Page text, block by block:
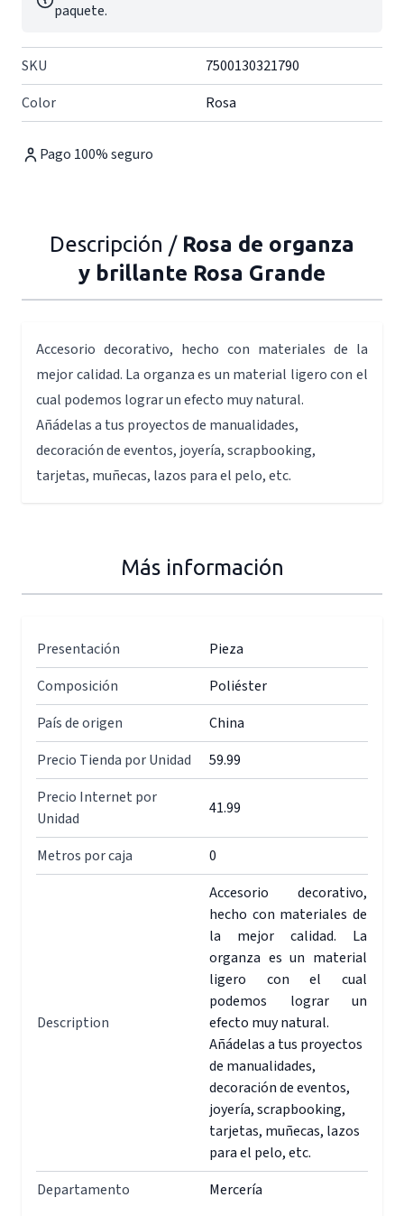
paquete.
SKU
7500130321790
Color
Rosa
Pago 100% seguro
Descripción / Rosa de organza
y brillante Rosa Grande
Accesorio decorativo, hecho con materiales de la
mejor calidad. La organza es un material ligero con el
cual podemos lograr un efecto muy natural.
Añádelas a tus proyectos de manualidades,
decoración de eventos, joyería, scrapbooking,
tarjetas, muñecas, lazos para el pelo, etc.
Más información
Presentación
Pieza
Composición
Poliéster
País de origen
China
Precio Tienda por Unidad
59.99
Precio Internet por
Unidad
41.99
Metros por caja 0
Description
Accesorio decorativo,
hecho con materiales de
la mejor calidad. La
organza es un material
ligero con el cual
podemos lograr un
efecto muy natural.
Añádelas a tus proyectos
de manualidades,
decoración de eventos,
joyería, scrapbooking,
tarjetas, muñecas, lazos
para el pelo, etc.
Departamento
Mercería